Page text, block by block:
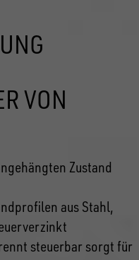
VON
Zustand
aus Stahl,
steuerbar sorgt für